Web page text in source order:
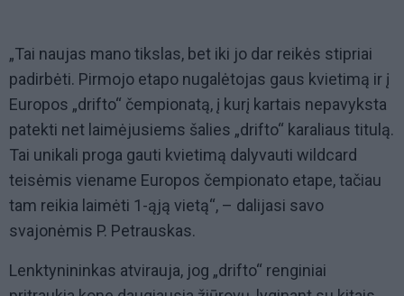
„Tai naujas mano tikslas, bet iki jo dar reikės stipriai
padirbėti. Pirmojo etapo nugalėtojas gaus kvietimą ir į
Europos „drifto“ čempionatą, į kurį kartais nepavyksta
patekti net laimėjusiems šalies „drifto“ karaliaus titulą.
Tai unikali proga gauti kvietimą dalyvauti wildcard
teisėmis viename Europos čempionato etape, tačiau
tam reikia laimėti 1-ąją vietą“, – dalijasi savo
svajonėmis P. Petrauskas.
Lenktynininkas atvirauja, jog „drifto“ renginiai